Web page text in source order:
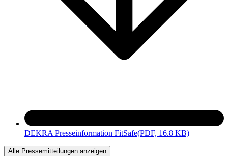
DEKRA Presseinformation FitSafe(PDF, 16.8 KB)
Alle Pressemitteilungen anzeigen